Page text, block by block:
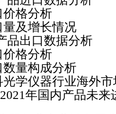
分析
增长情况
出口数据分析
分析
构成分析
器行业海外市
年国内产品未来